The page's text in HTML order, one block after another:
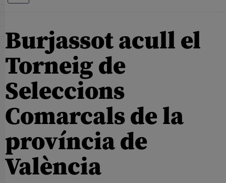
Burjassot acull el
Torneig de
Seleccions
Comarcals de la
província de
València